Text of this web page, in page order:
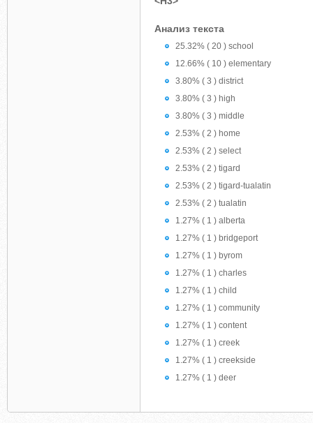
Анализ текста
25.32% ( 20 ) school
12.66% ( 10 ) elementary
3.80% ( 3 ) district
3.80% ( 3 ) high
3.80% ( 3 ) middle
2.53% ( 2 ) home
2.53% ( 2 ) select
2.53% ( 2 ) tigard
2.53% ( 2 ) tigard-tualatin
2.53% ( 2 ) tualatin
1.27% ( 1 ) alberta
1.27% ( 1 ) bridgeport
1.27% ( 1 ) byrom
1.27% ( 1 ) charles
1.27% ( 1 ) child
1.27% ( 1 ) community
1.27% ( 1 ) content
1.27% ( 1 ) creek
1.27% ( 1 ) creekside
1.27% ( 1 ) deer